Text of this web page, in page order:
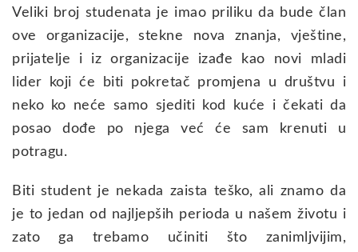
Veliki broj studenata je imao priliku da bude član
ove organizacije, stekne nova znanja, vještine,
prijatelje i iz organizacije izađe kao novi mladi
lider koji će biti pokretač promjena u društvu i
neko ko neće samo sjediti kod kuće i čekati da
posao dođe po njega već će sam krenuti u
potragu.
Biti student je nekada zaista teško, ali znamo da
je to jedan od najljepših perioda u našem životu i
zato ga trebamo učiniti što zanimljvijim,